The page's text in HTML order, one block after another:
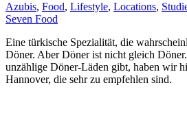
Azubis, Food, Lifestyle, Locations,
Seven Food
Eine türkische Spezialität, die
Döner. Aber Döner ist nicht gleich
unzählige Döner-Läden gibt, haben wir
Hannover, die sehr zu empfehlen sind.